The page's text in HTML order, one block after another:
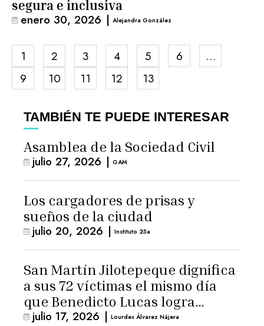
segura e inclusiva
enero 30, 2026 | Alejandra González
1 2 3 4 5 6
…
9
10 11 12 13
TAMBIÉN TE PUEDE INTERESAR
Asamblea de la Sociedad Civil
julio 27, 2026 | GAM
Los cargadores de prisas y
sueños de la ciudad
julio 20, 2026 | Instituto 25a
San Martín Jilotepeque dignifica
a sus 72 víctimas el mismo día
que Benedicto Lucas logra
arresto domiciliario
julio 17, 2026 | Lourdes Álvarez Nájera